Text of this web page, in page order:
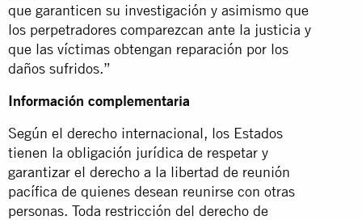
que garanticen su investigación y asimismo que
los perpetradores comparezcan ante la justicia y
que las víctimas obtengan reparación por los
daños sufridos.”
Información complementaria
Según el derecho internacional, los Estados
tienen la obligación jurídica de respetar y
garantizar el derecho a la libertad de reunión
pacífica de quienes desean reunirse con otras
personas. Toda restricción del derecho de